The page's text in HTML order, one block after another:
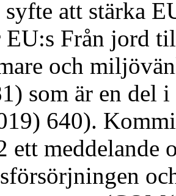
att stärka
EU:s Från jord
och
som är en del
640).
ett meddelande